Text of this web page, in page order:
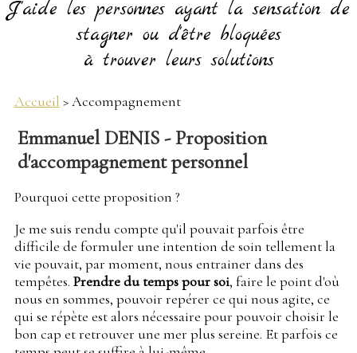
J'aide les personnes ayant la sensation de
stagner ou d'être bloquées
à trouver leurs solutions
Accueil > Accompagnement
Emmanuel DENIS - Proposition
d'accompagnement personnel
Pourquoi cette proposition ?
Je me suis rendu compte qu'il pouvait parfois être
difficile de formuler une intention de soin tellement la
vie pouvait, par moment, nous entrainer dans des
tempêtes. Prendre du temps pour soi, faire le point d'où
nous en sommes, pouvoir repérer ce qui nous agite, ce
qui se répète est alors nécessaire pour pouvoir choisir le
bon cap et retrouver une mer plus sereine. Et parfois ce